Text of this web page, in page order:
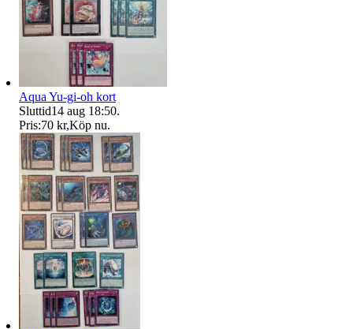
Aqua Yu-gi-oh kort
Sluttid14 aug 18:50.
Pris:70 kr,Köp nu.